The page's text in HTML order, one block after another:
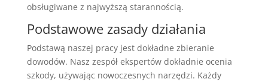
obsługiwane z najwyższą starannością.
Podstawowe zasady działania
Podstawą naszej pracy jest dokładne zbieranie
dowodów. Nasz zespół ekspertów dokładnie ocenia
szkody, używając nowoczesnych narzędzi. Każdy